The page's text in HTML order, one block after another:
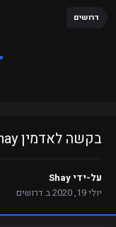
דרושים
בקשה לאדמין Shay לשרת Retakes
על-ידיShay
יולי 19, 2020
בדרושים